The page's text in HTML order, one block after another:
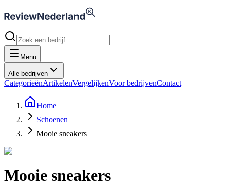
Menu
Alle bedrijven
CategorieënArtikelenVergelijkenVoor bedrijvenContact
Home
Schoenen
Mooie sneakers
Mooie sneakers